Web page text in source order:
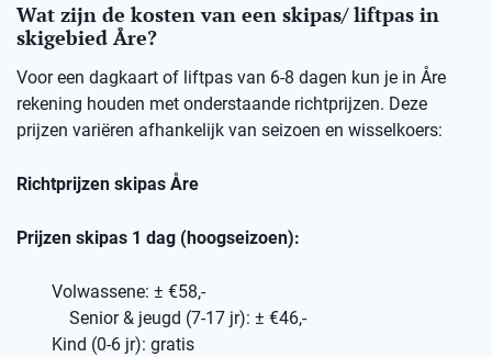
Wat zijn de kosten van een skipas/ liftpas in
skigebied Åre?
Voor een dagkaart of liftpas van 6-8 dagen kun je in Åre
rekening houden met onderstaande richtprijzen. Deze
prijzen variëren afhankelijk van seizoen en wisselkoers:
Richtprijzen skipas Åre
Prijzen skipas 1 dag (hoogseizoen):
Volwassene: ± €58,-
Senior & jeugd (7-17 jr): ± €46,-
Kind (0-6 jr): gratis